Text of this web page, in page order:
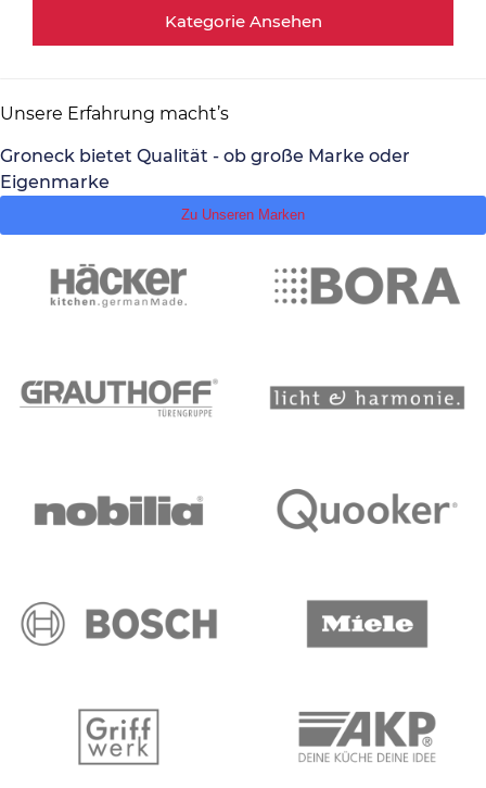
Kategorie Ansehen
Unsere Erfahrung macht’s
Groneck bietet Qualität - ob große Marke oder
Eigenmarke
Zu Unseren Marken